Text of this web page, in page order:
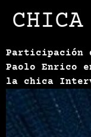
Participación
Paolo Enrico
la chica